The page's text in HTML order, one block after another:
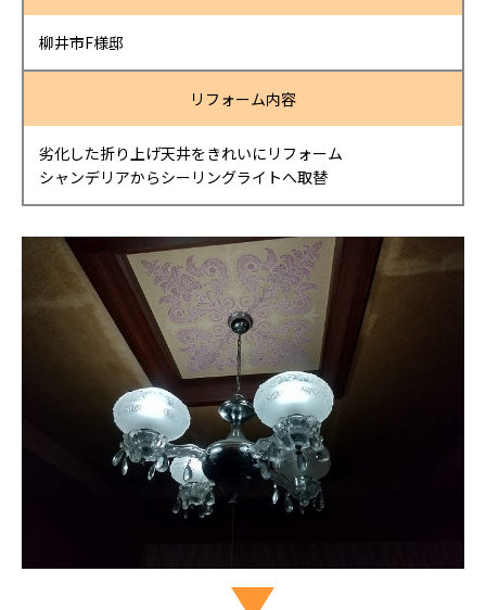
柳井市F様邸
リフォーム内容
劣化した折り上げ天井をきれいにリフォーム
シャンデリアからシーリングライトへ取替